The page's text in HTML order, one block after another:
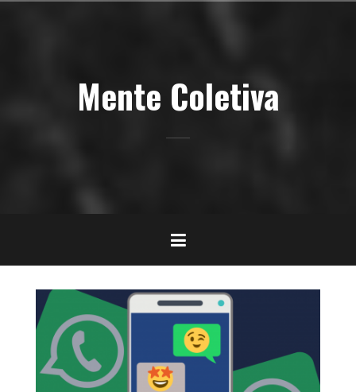
Mente Coletiva